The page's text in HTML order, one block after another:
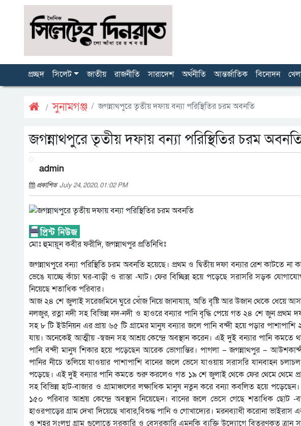
প্রচ্ছদ সিলেট জাতীয় রাজনীতি সারাদেশ অর্থনীতি আন্তর্জাতিক বিনোদন
সুনামগঞ্জ জগন্নাথপুরে তৃতীয় দফায় বন্যা পরিস্থিতির চরম অবনতি
জগন্নাথপুরে তৃতীয় দফায় বন্যা পরিস্থিতির চরম
admin
প্রকাশিতJuly 24, 2020, 01:02 PM
মোঃ হুমায়ূন কবীর ফরীদি, জগন্নাথপুর প্রতিনিধিঃ
জগন্নাথপুরে বন্যা পরিস্থিতি চরম অবনতি হয়েছে। প্রথম ও দ্বিতীয় দফা বন্যার রেশ কাটতে
ভেঙে যাচ্ছে কাঁচা ঘর-বাড়ী ও রাস্তা -ঘাট। ফের বিচ্ছিন্ন হয়ে পড়েছে সরাসরি সড়ক
নিয়েছে শতাধিক পরিবার।
আজ ২৪ শে জুলাই সরেজমিনে ঘুরে খোঁজ নিয়ে জানাযায়, অতি বৃষ্টি আর উজান থেকে ধেয়ে
নলজুর, রত্না নদী সহ বিভিন্ন নদ-নদী ও হাওরে বন্যার পানি বৃদ্ধি পেয়ে গত ২৪ শে জুন
সহ ৮ টি ইউনিয়ন এর প্রায় ৬৫ টি গ্রামের মানুষ বন্যার জলে পানি বন্দী হয়ে পড়ার পাশাপাশি
যায়। অনেকেই আত্মীয় -স্বজন সহ আশ্রয় কেন্দ্রে অবস্থান করেন। এই দুই বন্যার পানি কমতে
পানি বন্দী মানুষ শিকার হয়ে পড়েছেন আরেক ভোগান্তির। পাগলা – জগন্নাথপুর – আউশকান্দী
পানির নীচে তলিয়ে যাওয়ার পাশাপাশি বানের জলে ভেসে যাওয়ায় সরাসরি যানবাহন
পড়েছে। এই দুই বন্যার পানি কমতে শুরু করলেও গত ১৯ শে জুলাই থেকে ফের থেমে থেমে
সহ বিভিন্ন হাট-বাজার ও গ্রামাঞ্চলের লক্ষাধিক মানুষ নতুন করে বন্যা কবলিত হয়ে
১৫০ পরিবার আশ্রয় কেন্দ্রে অবস্থান নিয়েছেন। বানের জলে ভেসে গেছে শতাধিক
হাওরপাড়ের গ্রাম দেখা দিয়েছে খাবার,বিশুদ্ধ পানি ও গোখাদ্যের। মরনব্যাধী করোনা
ও শহর সংলগ্ন গ্রাম গুলোতে সরকারি ও বেসরকারি এমনকি ব্যক্তি উদ্যোগে বিতরণকৃত ত্রান